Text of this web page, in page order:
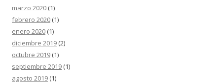
marzo 2020 (1)
febrero 2020 (1)
enero 2020 (1)
diciembre 2019 (2)
octubre 2019 (1)
septiembre 2019 (1)
agosto 2019 (1)